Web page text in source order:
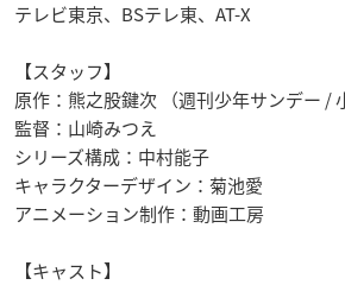
テレビ東京、BSテレ東、AT-X
【スタッフ】
原作：熊之股鍵次 （週刊少年サンデー /
監督：山崎みつえ
シリーズ構成：中村能子
キャラクターデザイン：菊池愛
アニメーション制作：動画工房
【キャスト】